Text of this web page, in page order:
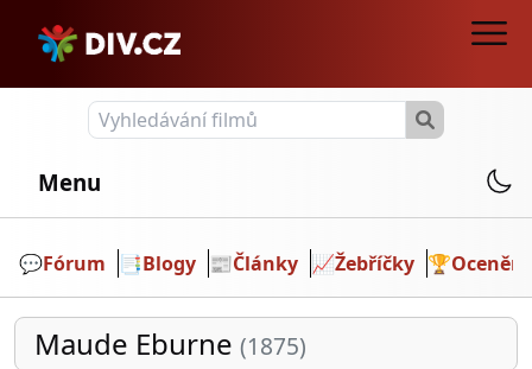
Menu
💬️Fórum 📑Blogy 📰Články 📈Žebříčky 🏆Ocenění
Maude Eburne (1875)